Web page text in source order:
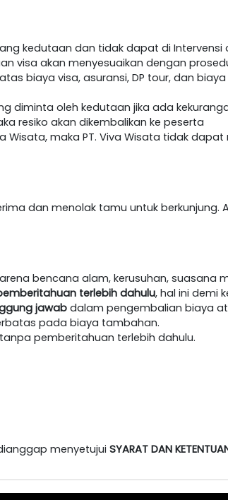
kedutaan dan tidak dapat di
visa akan menyesuaikan dengan
biaya visa, asuransi, DP tour, dan
diminta oleh kedutaan jika ada
resiko akan dikembalikan ke peserta
Wisata, maka PT. Viva Wisata tidak
dan menolak tamu untuk berkunjung.
bencana alam, kerusuhan, suasana
terlebih dahulu, hal ini demi
jawabdalam pengembalian biaya
pada biaya tambahan.
pemberitahuan terlebih dahulu.
menyetujui SYARAT DAN